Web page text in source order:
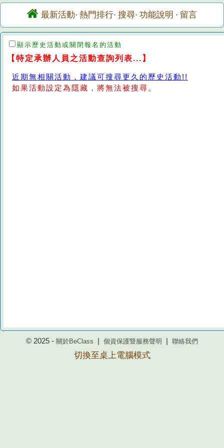
最新活動· 熱門排行· 搜尋· 功能說明 · 留言
顯示歷史活動或關閉報名的活動
【特定承辦人員之活動查詢列表...】
近期無相關活動，建議可搜尋更久的歷史活動!!
如果活動設定為隱藏，將無法被搜尋。
© 2025 - 關於BeClass 個資保護暨服務聲明 聯絡我們
切換至桌上電腦模式